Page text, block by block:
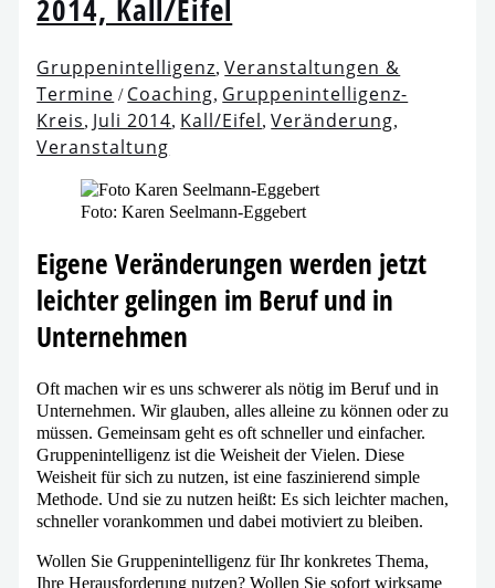
2014, Kall/​Eifel
Gruppenintelligenz,Veranstaltungen &
Termine / Coaching, Gruppenintelligenz-
Kreis, Juli 2014, Kall/Eifel,Veränderung,
Veranstaltung
Foto: Karen Seelmann-Eggebert
Eigene Veränderungen wer­den jetzt
leich­ter gelin­gen im Beruf und in
Unternehmen
Oft machen wir es uns schwe­rer als nötig im Beruf und in
Unternehmen. Wir glau­ben, alles allei­ne zu kön­nen oder zu
müs­sen. Gemeinsam geht es oft schnel­ler und ein­fa­cher.
Gruppenintelligenz ist die Weisheit der Vielen. Diese
Weisheit für sich zu nut­zen, ist eine fas­zi­nie­rend simp­le
Methode. Und sie zu nut­zen heißt: Es sich leich­ter machen,
schnel­ler vor­an­kom­men und dabei moti­viert zu bleiben.
Wollen Sie Gruppenintelligenz für Ihr kon­kre­tes Thema,
Ihre Herausforderung nut­zen? Wollen Sie sofort wirk­sa­me